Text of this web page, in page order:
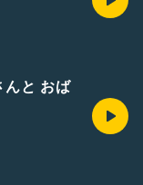
んと おば